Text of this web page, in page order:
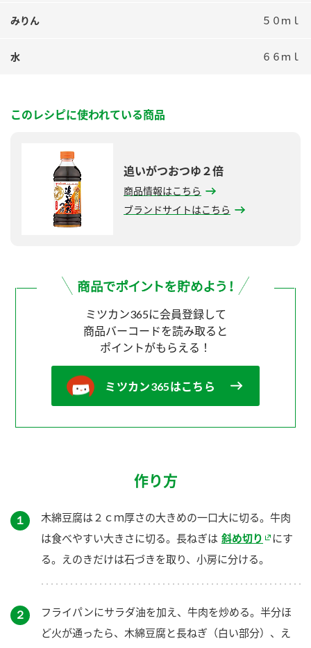
みりん ５０ｍｌ
水 ６６ｍｌ
このレシピに使われている商品
追いがつおつゆ２倍
商品情報はこちら
ブランドサイトはこちら
ミツカン365に会員登録して
商品バーコードを読み取ると
ポイントがもらえる！
ミツカン365はこちら
作り方
１
木綿豆腐は２ｃｍ厚さの大きめの一口大に切る。牛肉
は食べやすい大きさに切る。長ねぎは 斜め切り
にす
る。えのきだけは石づきを取り、小房に分ける。
２
フライパンにサラダ油を加え、牛肉を炒める。半分ほ
ど火が通ったら、木綿豆腐と長ねぎ（白い部分）、え